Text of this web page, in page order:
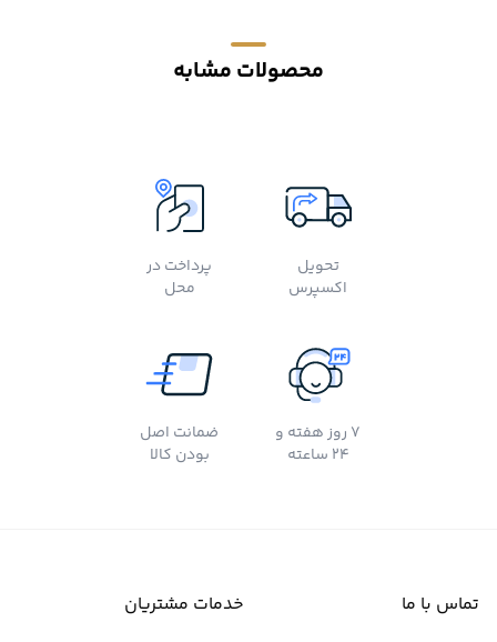
محصولات مشابه
تحویل
اکسپرس
پرداخت در
محل
7 روز هفته و
24 ساعته
ضمانت اصل
بودن کالا
تماس با ما خدمات مشتریان